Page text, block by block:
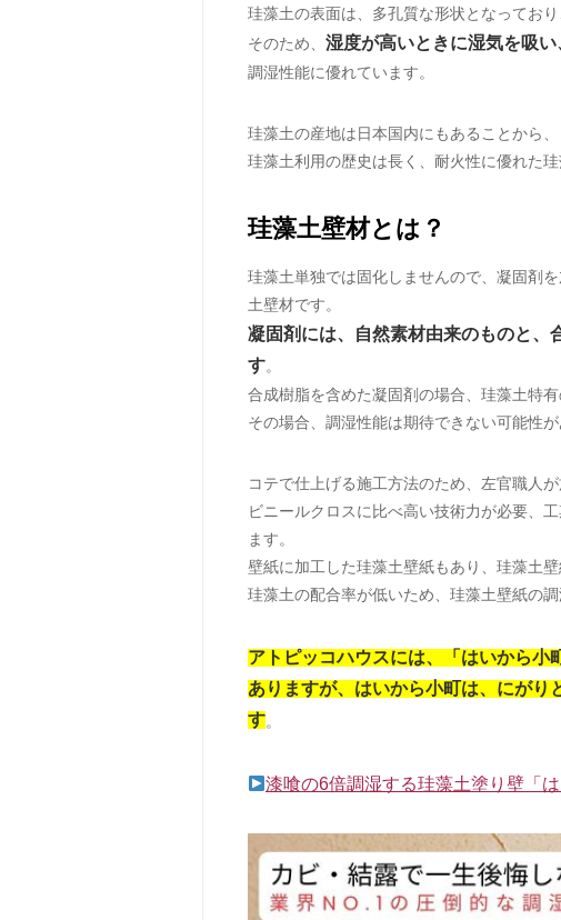
珪藻土の表面は、多孔質な形状となってお
そのため、 湿度が高いときに湿気を吸
調湿性能に優れています。
珪藻土の産地は日本国内にもあることから、
珪藻土利用の歴史は長く、耐火性に優れた
珪藻土壁材とは？
珪藻土単独では固化しませんので、凝固剤
土壁材です。
凝固剤には、自然素材由来のものと、
す。
合成樹脂を含めた凝固剤の場合、珪藻土特
その場合、調湿性能は期待できない可能性が
コテで仕上げる施工方法のため、左官職人が
ビニールクロスに比べ高い技術力が必要、
ます。
壁紙に加工した珪藻土壁紙もあり、珪藻土
珪藻土の配合率が低いため、珪藻土壁紙の
アトピッコハウスには、「はいから小
ありますが、はいから小町は、にがり
す。
漆喰の6倍調湿する珪藻土塗り壁「